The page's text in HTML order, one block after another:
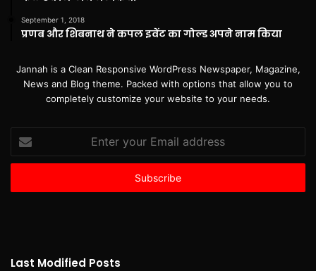
September 1, 2018
प्रणब और शिबनाथ ने कपल इवेंट का गोल्ड अपने नाम किया
Jannah is a Clean Responsive WordPress Newspaper, Magazine,
News and Blog theme. Packed with options that allow you to
completely customize your website to your needs.
your
Email
Last Modified Posts